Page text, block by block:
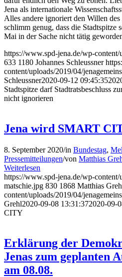
Jena als internationale
Alles andere ignoriert den Willen des
schlimm genug, dass die Stadtspitze
Mai in der Sache nicht tätig
https://www.spd-jena.de/wp-
633 1180 Johannes Schleussner
content/uploads/2019/04/
Schleussner2020-09-12 09:45:35
Stadtspitze darf Stadtratsbeschluss
nicht ignorieren
Jena wird SMART
8. September 2020/in Bundestag,
Pressemitteilungen/von Matthias
Weiterlesen
https://www.spd-jena.de/wp-
matschie.jpg 830 1868 Matthias
content/uploads/2019/04/
Grehl2020-09-08 13:31:372020-09-
CITY
Erklärung der
Jenas zum geplanten
am 08.08.